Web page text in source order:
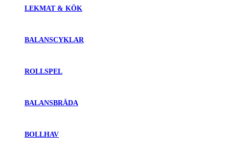
LEKMAT & KÖK
BALANSCYKLAR
ROLLSPEL
BALANSBRÄDA
BOLLHAV